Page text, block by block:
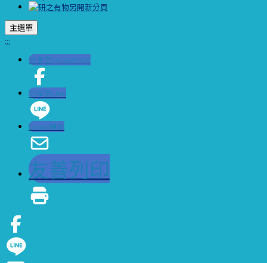
主選單
:::
分享至FACEBOOK
分享至LIne
Email 轉寄
友善列印